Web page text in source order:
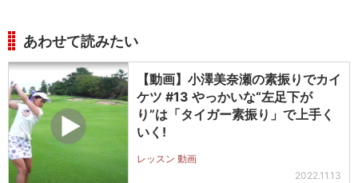
あわせて読みたい
【動画】小澤美奈瀬の素振りでカイ
ケツ #13 やっかいな“左足下が
り”は「タイガー素振り」で上手く
いく!
レッスン 動画
2022.11.13